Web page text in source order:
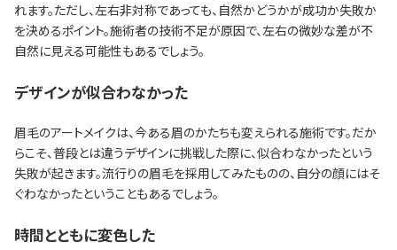
れます。ただし、左右非対称であっても、自然かどうかが成功か失敗か
を決めるポイント。施術者の技術不足が原因で、左右の微妙な差が不
自然に見える可能性もあるでしょう。
デザインが似合わなかった
眉毛のアートメイクは、今ある眉のかたちも変えられる施術です。だか
らこそ、普段とは違うデザインに挑戦した際に、似合わなかったという
失敗が起きます。流行りの眉毛を採用してみたものの、自分の顔にはそ
ぐわなかったということもあるでしょう。
時間とともに変色した